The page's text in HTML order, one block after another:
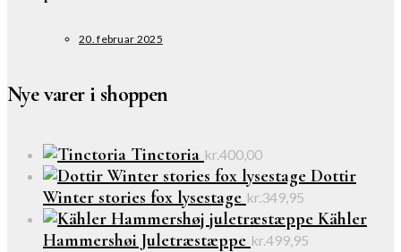
20. februar 2025
Nye varer i shoppen
Tinctoria kr.400,00
Dottir
Winter stories fox lysestage kr. 349,95
Kähler
Hammershøi Juletræstæppe kr.499,95